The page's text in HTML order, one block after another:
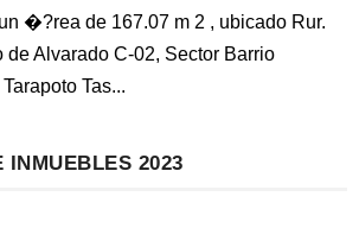
�?rea de 167.07 m 2 , ubicado Rur.
de Alvarado C-02, Sector Barrio
Tas...
INMUEBLES 2023